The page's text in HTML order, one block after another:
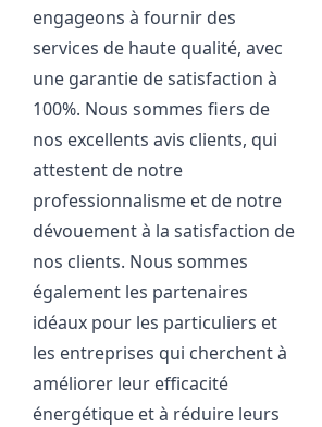
engageons à fournir des
services de haute qualité, avec
une garantie de satisfaction à
100%. Nous sommes fiers de
nos excellents avis clients, qui
attestent de notre
professionnalisme et de notre
dévouement à la satisfaction de
nos clients. Nous sommes
également les partenaires
idéaux pour les particuliers et
les entreprises qui cherchent à
améliorer leur efficacité
énergétique et à réduire leurs